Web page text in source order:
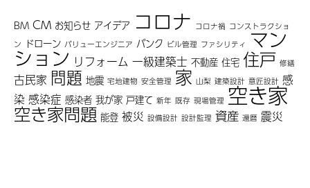
BM CM お知らせ アイデア コロナ コロナ禍 コンストラクショ
ン ドローン バリューエンジニア バンク ビル管理 ファシリティ マン
ション リフォーム 一級建築士 不動産 住宅 住戸 修繕
古民家 問題 地震 宅地建物 安全管理 家 山梨 建築設計 意匠設計 感
染 感染症 感染者 我が家 戸建て 新年 既存 現場管理 空き家
空き家問題 能登 被災 設備設計 設計監理 資産 還暦 震災